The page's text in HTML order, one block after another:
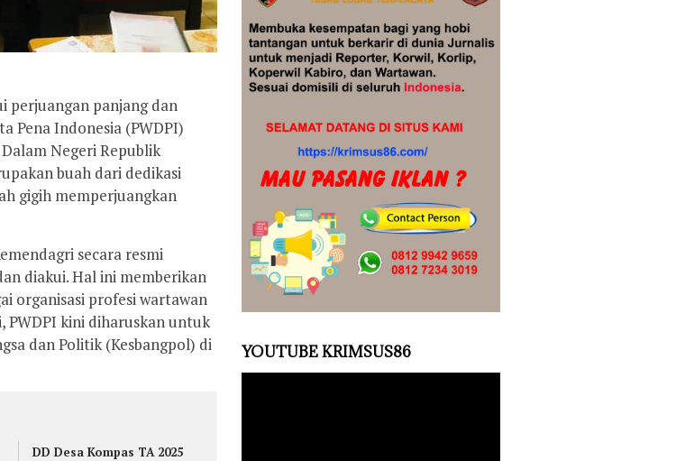
perjuangan panjang dan
Pena Indonesia (PWDPI)
Negeri Republik
buah dari dedikasi
gigih memperjuangkan
secara resmi
diakui. Hal ini memberikan
organisasi profesi wartawan
PWDPI kini diharuskan untuk
dan Politik (Kesbangpol) di
DD Desa Kompas TA 2025
YOUTUBE KRIMSUS86